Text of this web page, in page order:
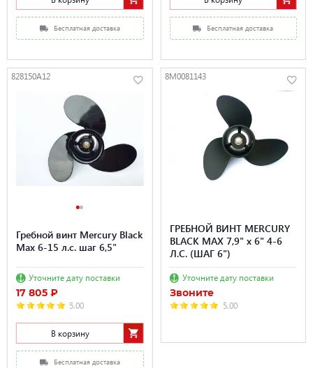
Бесплатная доставка Бесплатная доставка
828150A12
Гребной винт Mercury Black
Max 6-15 л.с. шаг 6,5"
Уточните дату поставки
17 805 ₽
5.00
В корзину
Бесплатная доставка
8M0081143
ГРЕБНОЙ ВИНТ MERCURY
BLACK MAX 7,9" x 6" 4-6
Л.С. (ШАГ 6")
Уточните дату поставки
Звоните
5.00